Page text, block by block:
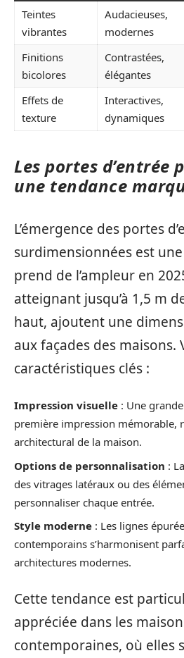
Teintes
vibrantes
Audacieuses,
modernes
Finitions
bicolores
Contrastées,
élégantes
Effets de
texture
Interactives,
dynamiques
Les portes d’entrée
une tendance
L’émergence des portes
surdimensionnées est
prend de l’ampleur en
atteignant jusqu’à 1,5 m
haut, ajoutent une
aux façades des maisons.
caractéristiques clés :
Impression visuelle : Une
première impression mémorable,
architectural de la maison.
Options de personnalisation :
des vitrages latéraux ou des
personnaliser chaque entrée.
Style moderne : Les lignes
contemporains s’harmonisent
architectures modernes.
Cette tendance est
appréciée dans les
contemporaines, où elles